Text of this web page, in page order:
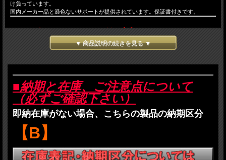
け負っています。
国内メーカー品と遜色ないサポートが提供されています。保証書付きです。
2026年7月15日予約締切！
■新製品ご予約商品注意事項
・ご予約をされた方は以下のご注意事項と、当店のご利用案内に記載されているす
べての事項に了承したものとみなされます。
発売後のお届けとなり、受注順の発送となります。
・発売予定日は、あくまでメーカー発表の予定日であり発売を確約するものではご
ざいません。
・商品価格は予価であり、メーカーの価格が変更となった場合や為替などの状況次
第でご提供価格が変更になる場合がございます。
▼ 商品説明の続きを見る ▼
■納期と在庫、ご注意点について
（必ずご確認下さい）
即納在庫がない場合、こちらの製品の納期区分
【B】